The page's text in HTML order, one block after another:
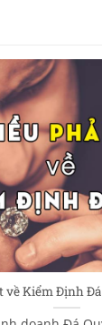
về Kiểm Định